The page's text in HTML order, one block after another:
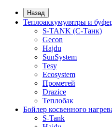
Назад
Теплоаккумулятры и
S-TANK (С-Танк)
Gecon
Hajdu
SunSystem
Tesy
Ecosystem
Прометей
Drazice
Теплобак
Бойлер косвенного
S-Tank